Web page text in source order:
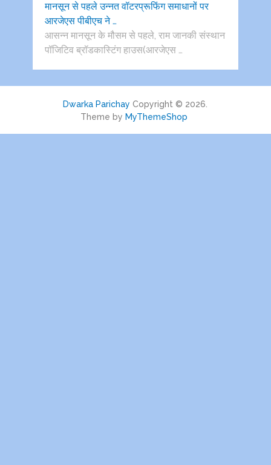
मानसून से पहले उन्नत वॉटरप्रूफिंग समाधानों पर
आरजेएस पीबीएच ने …
आसन्न मानसून के मौसम से पहले, राम जानकी संस्थान
पॉजिटिव ब्रॉडकास्टिंग हाउस(आरजेएस …
Dwarka Parichay Copyright © 2026.
Theme by MyThemeShop